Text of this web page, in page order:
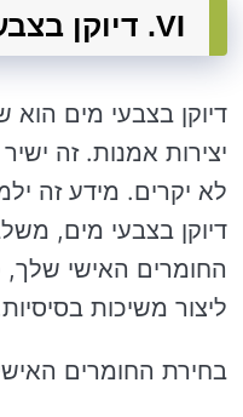
VI. דיוקן בצבעי מים לחובבים
דיוקן בצבעי מים הוא
יצירות אמנות. זה
לא יקרים. מידע זה
דיוקן בצבעי מים,
החומרים האישי שלך,
ליצור משיכות
בחירת החומרים